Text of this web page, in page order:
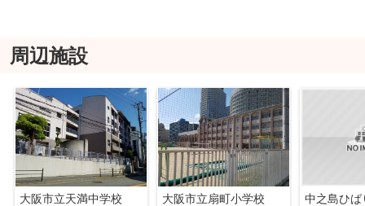
周辺施設
大阪市立天満中学校
大阪市立扇町小学校